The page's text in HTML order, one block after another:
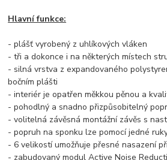
Hlavní funkce:
- plášť vyrobený z uhlíkových vláken
- tři a dokonce i na některých místech
- silná vrstva z expandovaného
bočním plášti
- interiér je opatřen měkkou pěnou a
- pohodlný a snadno přizpůsobitelný
- volitelná závěsná montážní závěs s
- popruh na sponku lze pomocí jedné
- 6 velikostí umožňuje přesné nasazení
- zabudovaný modul Active Noise